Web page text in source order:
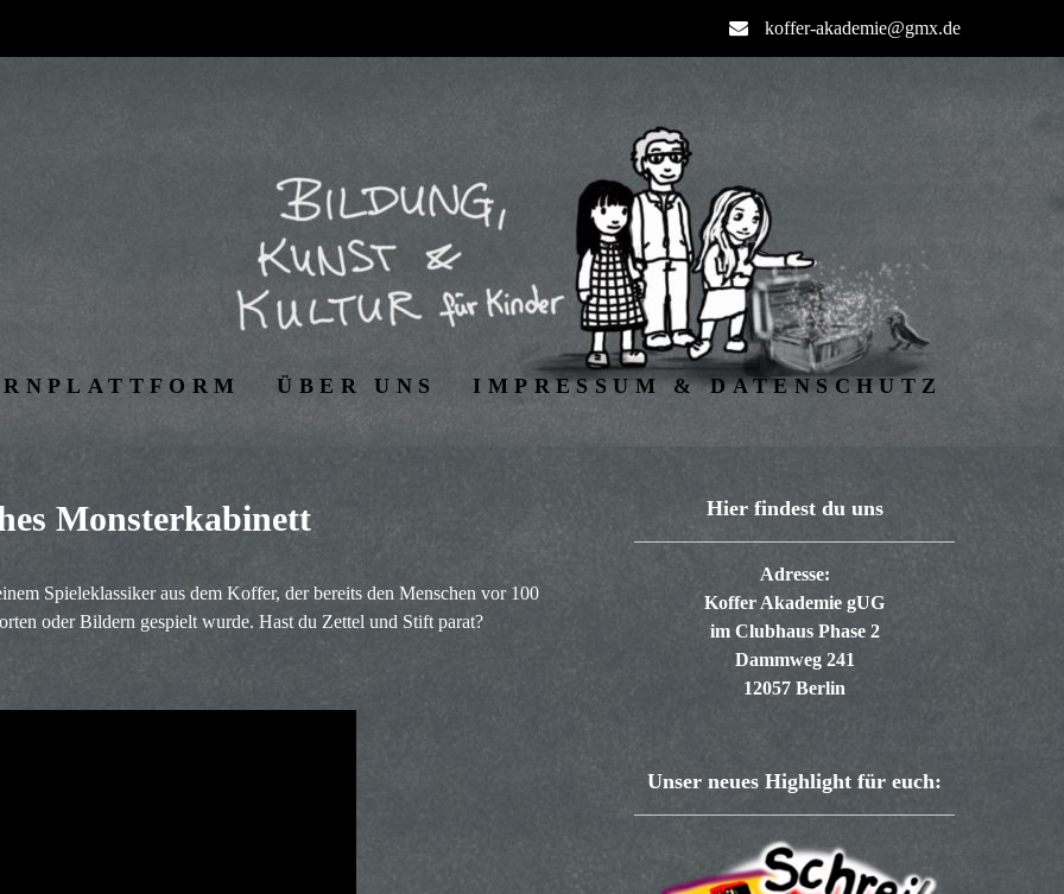
koffer-akademie@gmx.de
ÜBER UNS IMPRESSUM & DATENSCHUTZ
Monsterkabinett
Spieleklassiker aus dem Koffer, der bereits den Menschen vor 100
oder Bildern gespielt wurde. Hast du Zettel und Stift parat?
Hier findest du uns
Adresse:
Koffer Akademie gUG
im Clubhaus Phase 2
Dammweg 241
12057 Berlin
Unser neues Highlight für euch: